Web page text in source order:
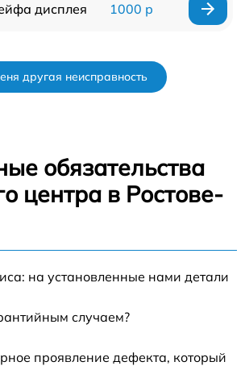
дисплея 1000 р
другая неисправность
обязательства
центра в Ростове-
на установленные нами детали
случаем?
проявление дефекта, который